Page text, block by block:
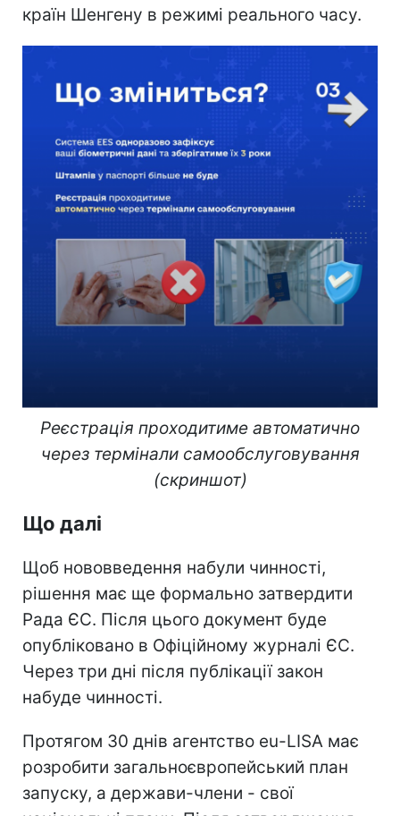
країн Шенгену в режимі реального часу.
Реєстрація проходитиме автоматично
через термінали самообслуговування
(скриншот)
Що далі
Щоб нововведення набули чинності,
рішення має ще формально затвердити
Рада ЄС. Після цього документ буде
опубліковано в Офіційному журналі ЄС.
Через три дні після публікації закон
набуде чинності.
Протягом 30 днів агентство eu-LISA має
розробити загальноєвропейський план
запуску, а держави-члени - свої